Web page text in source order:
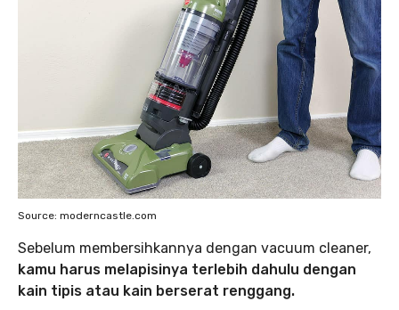
Source: moderncastle.com
Sebelum membersihkannya dengan vacuum cleaner,
kamu harus melapisinya terlebih dahulu dengan
kain tipis atau kain berserat renggang.